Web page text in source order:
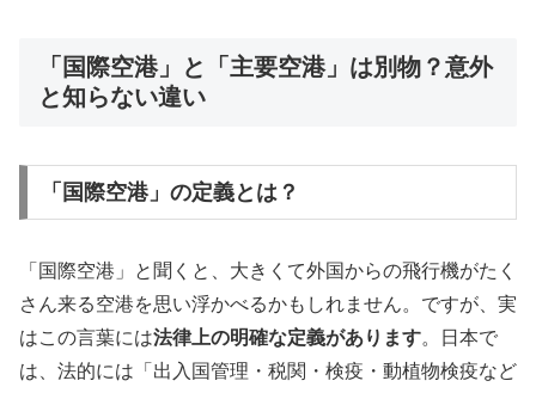
「国際空港」と「主要空港」は別物？意外
と知らない違い
「国際空港」の定義とは？
「国際空港」と聞くと、大きくて外国からの飛行機がたく
さん来る空港を思い浮かべるかもしれません。ですが、実
はこの言葉には法律上の明確な定義があります。日本で
は、法的には「出入国管理・税関・検疫・動植物検疫など